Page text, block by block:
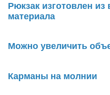
Рюкзак изготовлен
материала
Можно увеличить
Карманы на молнии